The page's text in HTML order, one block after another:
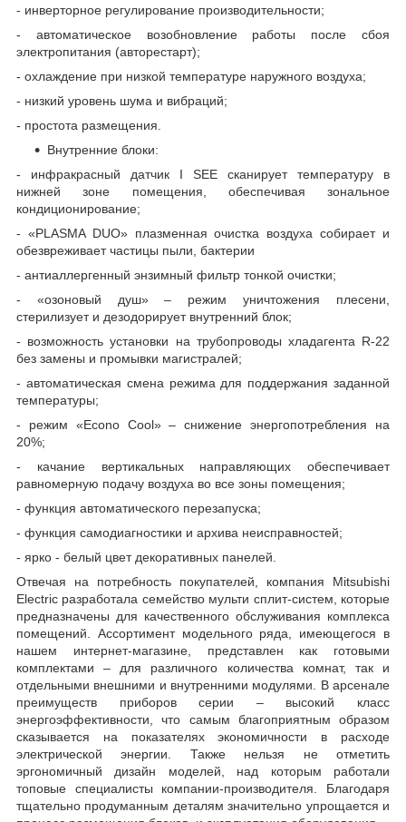
- инверторное регулирование производительности;
- автоматическое возобновление работы после сбоя
электропитания (авторестарт);
- охлаждение при низкой температуре наружного воздуха;
- низкий уровень шума и вибраций;
- простота размещения.
Внутренние блоки:
- инфракрасный датчик I SEE сканирует температуру в
нижней зоне помещения, обеспечивая зональное
кондиционирование;
- «PLASMA DUO» плазменная очистка воздуха собирает и
обезвреживает частицы пыли, бактерии
- антиаллергенный энзимный фильтр тонкой очистки;
- «озоновый душ» – режим уничтожения плесени,
стерилизует и дезодорирует внутренний блок;
- возможность установки на трубопроводы хладагента R-22
без замены и промывки магистралей;
- автоматическая смена режима для поддержания заданной
температуры;
- режим «Econo Cool» – снижение энергопотребления на
20%;
- качание вертикальных направляющих обеспечивает
равномерную подачу воздуха во все зоны помещения;
- функция автоматического перезапуска;
- функция самодиагностики и архива неисправностей;
- ярко - белый цвет декоративных панелей.
Отвечая на потребность покупателей, компания Mitsubishi
Electric разработала семейство мульти сплит-систем, которые
предназначены для качественного обслуживания комплекса
помещений. Ассортимент модельного ряда, имеющегося в
нашем интернет-магазине, представлен как готовыми
комплектами – для различного количества комнат, так и
отдельными внешними и внутренними модулями. В арсенале
преимуществ приборов серии – высокий класс
энергоэффективности, что самым благоприятным образом
сказывается на показателях экономичности в расходе
электрической энергии. Также нельзя не отметить
эргономичный дизайн моделей, над которым работали
топовые специалисты компании-производителя. Благодаря
тщательно продуманным деталям значительно упрощается и